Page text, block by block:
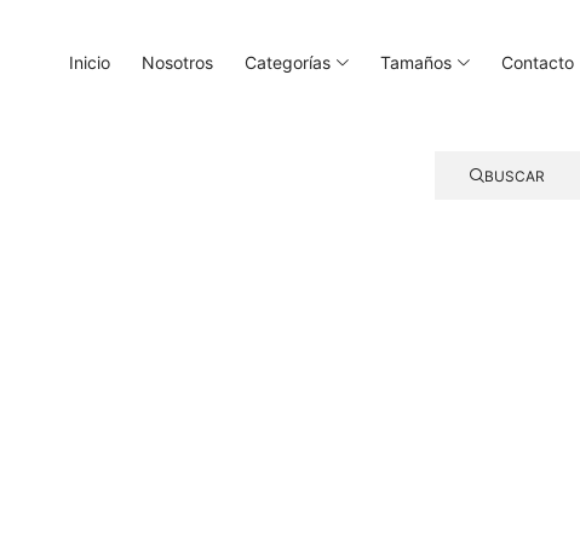
Inicio Nosotros Categorías Tamaños
Contacto
BUSCAR